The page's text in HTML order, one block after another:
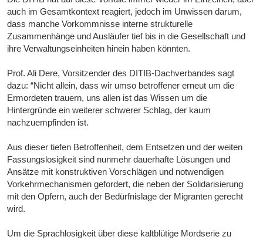
auch im Gesamtkontext reagiert, jedoch im Unwissen darum,
dass manche Vorkommnisse interne strukturelle
Zusammenhänge und Ausläufer tief bis in die Gesellschaft und
ihre Verwaltungseinheiten hinein haben könnten.
Prof. Ali Dere, Vorsitzender des DITIB-Dachverbandes sagt
dazu: “Nicht allein, dass wir umso betroffener erneut um die
Ermordeten trauern, uns allen ist das Wissen um die
Hintergründe ein weiterer schwerer Schlag, der kaum
nachzuempfinden ist.
Aus dieser tiefen Betroffenheit, dem Entsetzen und der weiten
Fassungslosigkeit sind nunmehr dauerhafte Lösungen und
Ansätze mit konstruktiven Vorschlägen und notwendigen
Vorkehrmechanismen gefordert, die neben der Solidarisierung
mit den Opfern, auch der Bedürfnislage der Migranten gerecht
wird.
Um die Sprachlosigkeit über diese kaltblütige Mordserie zu